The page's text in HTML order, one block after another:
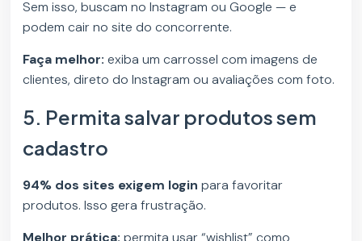
Sem isso, buscam no Instagram ou Google — e
podem cair no site do concorrente.
Faça melhor: exiba um carrossel com imagens de
clientes, direto do Instagram ou avaliações com foto.
5. Permita salvar produtos sem
cadastro
94% dos sites exigem login para favoritar
produtos. Isso gera frustração.
Melhor prática: permita usar “wishlist” como